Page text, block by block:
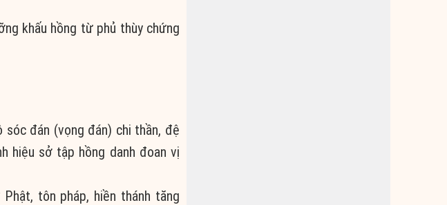
khấu hồng từ phủ thùy chứng
đán (vọng đán) chi thần, đệ
hiệu sở tập hồng danh đoan vị
tôn pháp, hiền thánh tăng